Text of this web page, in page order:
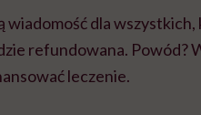
dla wszystkich,
refundowana. Powód?
leczenie.